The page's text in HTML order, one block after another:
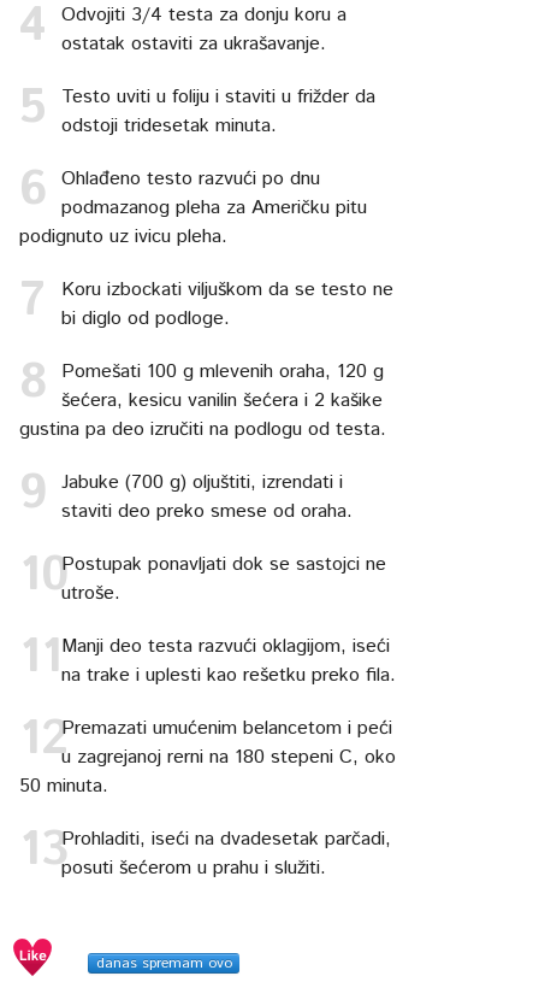
Odvojiti 3/4 testa za donju koru a
ostatak ostaviti za ukrašavanje.
Testo uviti u foliju i staviti u frižder da
odstoji tridesetak minuta.
Ohlađeno testo razvući po dnu
podmazanog pleha za Američku pitu
podignuto uz ivicu pleha.
Koru izbockati viljuškom da se testo ne
bi diglo od podloge.
Pomešati 100 g mlevenih oraha, 120 g
šećera, kesicu vanilin šećera i 2 kašike
gustina pa deo izručiti na podlogu od testa.
Jabuke (700 g) oljuštiti, izrendati i
staviti deo preko smese od oraha.
Postupak ponavljati dok se sastojci ne
utroše.
Manji deo testa razvući oklagijom, iseći
na trake i uplesti kao rešetku preko fila.
Premazati umućenim belancetom i peći
u zagrejanoj rerni na 180 stepeni C, oko
50 minuta.
Prohladiti, iseći na dvadesetak parčadi,
posuti šećerom u prahu i služiti.
danas spremam ovo